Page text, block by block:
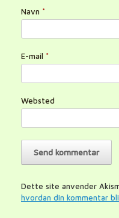
Navn *
E-mail *
Websted
Dette site anvender
hvordan din kommentar